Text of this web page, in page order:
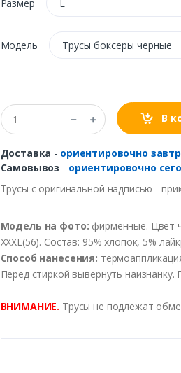
Размер L
Модель Трусы боксеры черные
В
Доставка - ориентировочно
Самовывоз - ориентировочно
Трусы с оригинальной надписью -
Модель на фото: фирменные. Цвет
XXXL(56). Состав: 95% хлопок, 5%
Способ нанесения:
Перед стиркой вывернуть
ВНИМАНИЕ. Трусы не подлежат